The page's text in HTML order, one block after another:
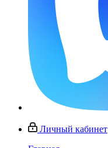
Личный кабинет